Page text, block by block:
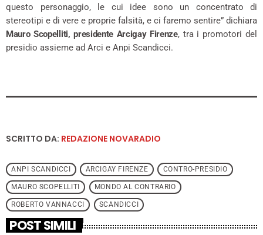
questo personaggio, le cui idee sono un concentrato di
stereotipi e di vere e proprie falsità, e ci faremo sentire” dichiara
Mauro Scopelliti, presidente Arcigay Firenze, tra i promotori del
presidio assieme ad Arci e Anpi Scandicci.
SCRITTO DA: REDAZIONE NOVARADIO
ANPI SCANDICCI ARCIGAY FIRENZE CONTRO-PRESIDIO
MAURO SCOPELLITI MONDO AL CONTRARIO
ROBERTO VANNACCI SCANDICCI
POST SIMILI